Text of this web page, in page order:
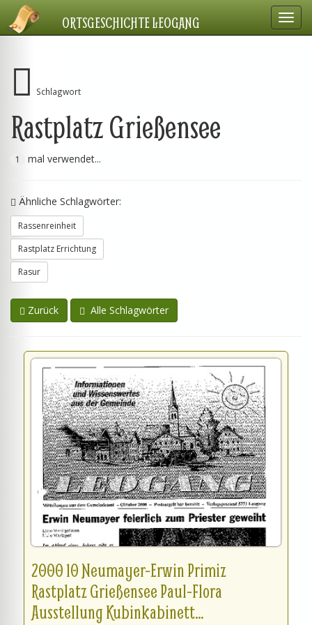
ORTSGESCHICHTE LEOGANG
Schlagwort
Rastplatz Grießensee
1 mal verwendet...
Ähnliche Schlagwörter:
Rassenreinheit
Rastplatz Errichtung
Rasur
Zurück Alle Schlagwörter
2000 10 Neumayer-Erwin Primiz
Rastplatz Grießensee Paul-Flora
Ausstellung Kubinkabinett...